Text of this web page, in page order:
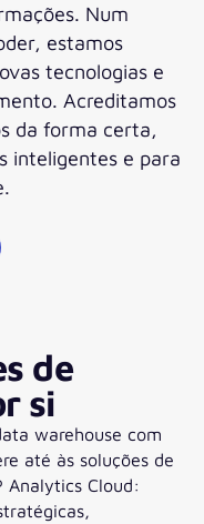
Num
estamos
tecnologias e
Acreditamos
da forma certa,
inteligentes e para
de
si
warehouse com
até às soluções de
Analytics Cloud: